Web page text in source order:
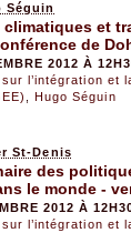
Séguin
climatiques et
de
2012 À
l’intégration et
,Hugo Séguin
St-Denis
des
le monde -
2012 À
l’intégration et